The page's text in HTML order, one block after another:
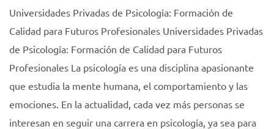
Universidades Privadas de Psicología: Formación de
Calidad para Futuros Profesionales Universidades Privadas
de Psicología: Formación de Calidad para Futuros
Profesionales La psicología es una disciplina apasionante
que estudia la mente humana, el comportamiento y las
emociones. En la actualidad, cada vez más personas se
interesan en seguir una carrera en psicología, ya sea para